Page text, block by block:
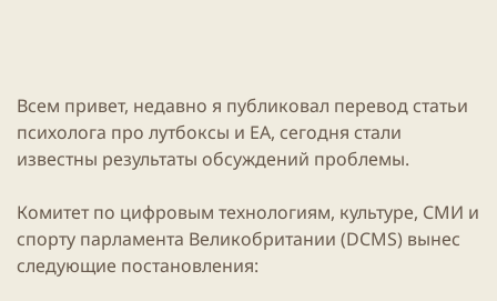
Всем привет, недавно я публиковал переводстатьи
психолога про лутбоксы и EA, сегодня стали
известны результаты обсуждений проблемы.
Комитет по цифровым технологиям, культуре, СМИ и
спорту парламента Великобритании (DCMS) вынес
следующие постановления: